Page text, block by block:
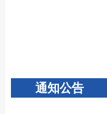
通知公告